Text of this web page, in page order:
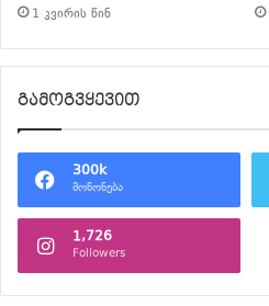
1 კვირის წინ
გამოგვყევით
300k
მოწონება
1,726
Followers